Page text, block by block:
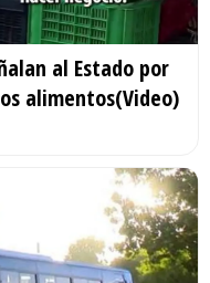
al Estado por
alimentos(Video)